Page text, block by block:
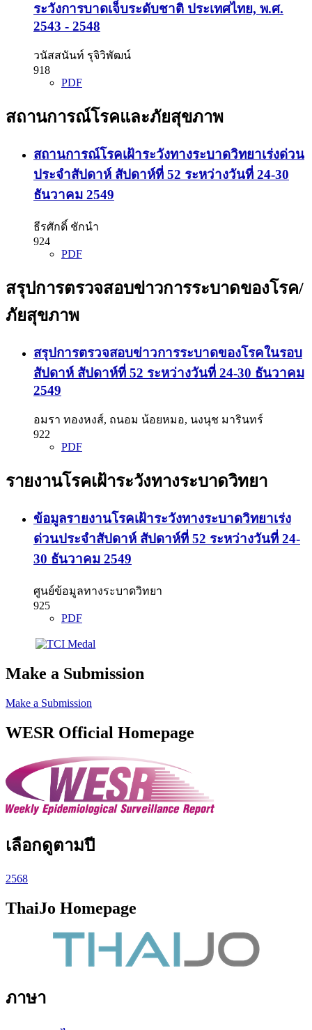
ระวังการบาดเจ็บระดับชาติ ประเทศไทย, พ.ศ.
2543 - 2548
วนัสสนันท์ รุจิวิพัฒน์
918
PDF
สถานการณ์โรคและภัยสุขภาพ
สถานการณ์โรคเฝ้าระวังทางระบาดวิทยาเร่งด่วน
ประจำสัปดาห์ สัปดาห์ที่ 52 ระหว่างวันที่ 24-30
ธันวาคม 2549
ธีรศักดิ์ ชักนำ
924
PDF
สรุปการตรวจสอบข่าวการระบาดของโรค/
ภัยสุขภาพ
สรุปการตรวจสอบข่าวการระบาดของโรคในรอบ
สัปดาห์ สัปดาห์ที่ 52 ระหว่างวันที่ 24-30 ธันวาคม
2549
อมรา ทองหงส์, ถนอม น้อยหมอ, นงนุช มารินทร์
922
PDF
รายงานโรคเฝ้าระวังทางระบาดวิทยา
ข้อมูลรายงานโรคเฝ้าระวังทางระบาดวิทยาเร่ง
ด่วนประจำสัปดาห์ สัปดาห์ที่ 52 ระหว่างวันที่ 24-
30 ธันวาคม 2549
ศูนย์ข้อมูลทางระบาดวิทยา
925
PDF
Make a Submission
Make a Submission
WESR Official Homepage
เลือกดูตามปี
2568
ThaiJo Homepage
ภาษา